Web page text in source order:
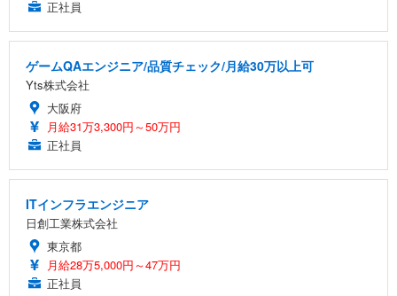
正社員
ゲームQAエンジニア/品質チェック/月給30万以上可
Yts株式会社
大阪府
月給31万3,300円～50万円
正社員
ITインフラエンジニア
日創工業株式会社
東京都
月給28万5,000円～47万円
正社員